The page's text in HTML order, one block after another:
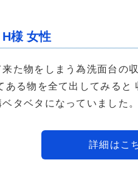
様 女性
た物をしまう為洗面台の
る物を全て出してみると
タベタになっていました
詳細はこ